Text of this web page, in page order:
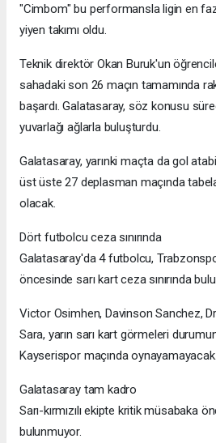
"Cimbom" bu performansla ligin en
yiyen takımı oldu.
Teknik direktör Okan Buruk'un
sahadaki son 26 maçın tamamında
başardı. Galatasaray, söz konusu
yuvarlağı ağlarla buluşturdu.
Galatasaray, yarınki maçta da gol
üst üste 27 deplasman maçında
olacak.
Dört futbolcu ceza sınırında
Galatasaray'da 4 futbolcu,
öncesinde sarı kart ceza sınırında
Victor Osimhen, Davinson Sanchez,
Sara, yarın sarı kart görmeleri
Kayserispor maçında oynayamayacak.
Galatasaray tam kadro
Sarı-kırmızılı ekipte kritik müsabaka
bulunmuyor.